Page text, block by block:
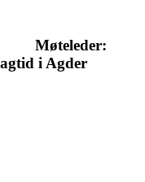
Møteleder:
i Agder